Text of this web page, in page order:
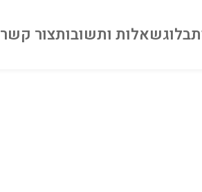
בלוגשאלות ותשובותצור קשר